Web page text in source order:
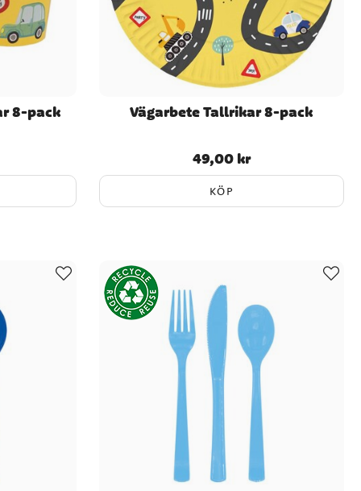
8-pack Vägarbete Tallrikar 8-pack
Pris:49,00 kr
49,00 kr
KÖP